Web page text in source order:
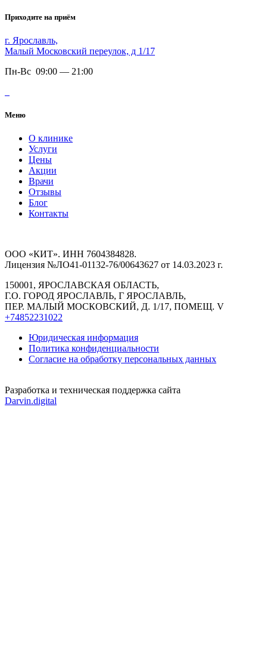
Приходите на приём
г. Ярославль,
Малый Московский переулок, д 1/17
Пн-Вс 09:00 — 21:00
Меню
О клинике
Услуги
Цены
Акции
Врачи
Отзывы
Блог
Контакты
ООО «КИТ». ИНН 7604384828.
Лицензия №ЛО41-01132-76/00643627 от 14.03.2023 г.
150001, ЯРОСЛАВСКАЯ ОБЛАСТЬ,
Г.О. ГОРОД ЯРОСЛАВЛЬ, Г ЯРОСЛАВЛЬ,
ПЕР. МАЛЫЙ МОСКОВСКИЙ, Д. 1/17, ПОМЕЩ. V
+74852231022
Юридическая информация
Политика конфиденциальности
Согласие на обработку персональных данных
Разработка и техническая поддержка сайта
Darvin.digital